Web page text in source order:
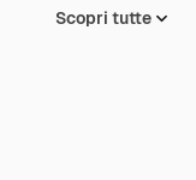
Scopri tutte